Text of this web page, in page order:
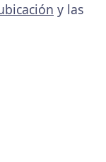
y las